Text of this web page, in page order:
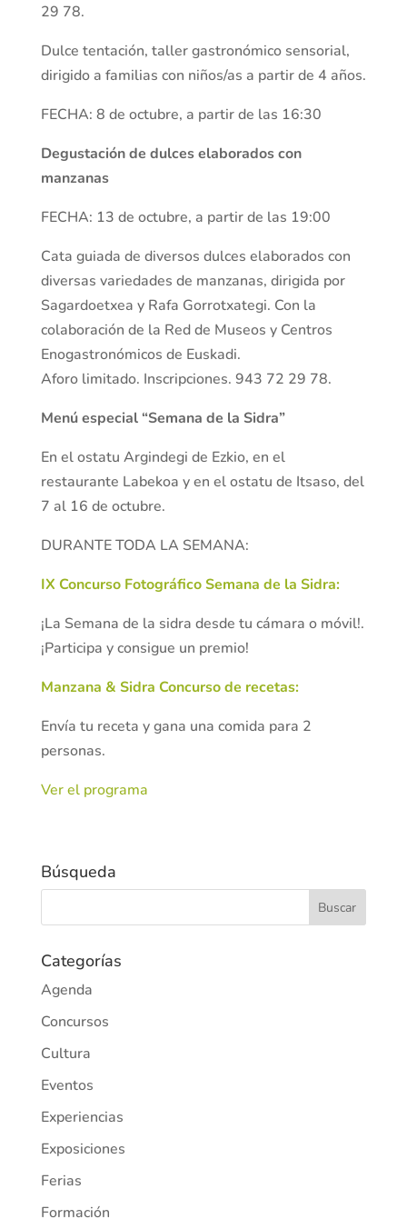
29 78.
Dulce tentación, taller gastronómico sensorial,
dirigido a familias con niños/as a partir de 4 años.
FECHA: 8 de octubre, a partir de las 16:30
Degustación de dulces elaborados con
manzanas
FECHA: 13 de octubre, a partir de las 19:00
Cata guiada de diversos dulces elaborados con
diversas variedades de manzanas, dirigida por
Sagardoetxea y Rafa Gorrotxategi. Con la
colaboración de la Red de Museos y Centros
Enogastronómicos de Euskadi.
Aforo limitado. Inscripciones. 943 72 29 78.
Menú especial “Semana de la Sidra”
En el ostatu Argindegi de Ezkio, en el
restaurante Labekoa y en el ostatu de Itsaso, del
7 al 16 de octubre.
DURANTE TODA LA SEMANA:
IX Concurso Fotográfico Semana de la Sidra:
¡La Semana de la sidra desde tu cámara o móvil!.
¡Participa y consigue un premio!
Manzana & Sidra Concurso de recetas:
Envía tu receta y gana una comida para 2
personas.
Ver el programa
Búsqueda
Categorías
Agenda
Concursos
Cultura
Eventos
Experiencias
Exposiciones
Ferias
Formación